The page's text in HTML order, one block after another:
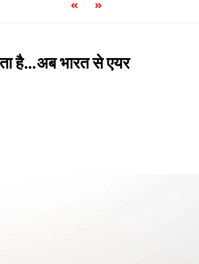
है…अब भारत से एयर